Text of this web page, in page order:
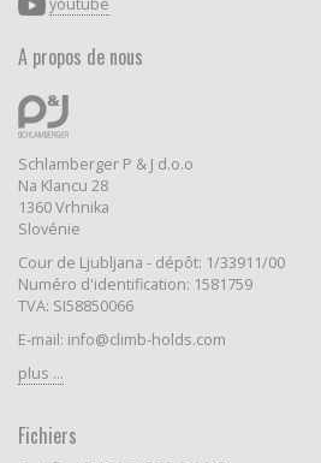
youtube
A propos de nous
Schlamberger P & J d.o.o
Na Klancu 28
1360 Vrhnika
Slovénie
Cour de Ljubljana - dépôt: 1/33911/00
Numéro d'identification: 1581759
TVA: SI58850066
E-mail: info@climb-holds.com
plus ...
Fichiers